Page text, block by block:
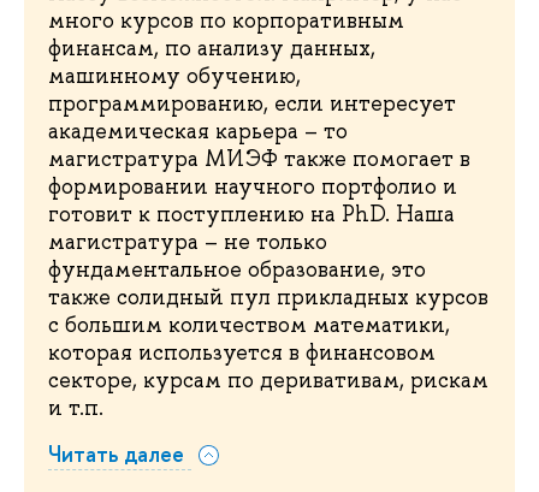
много курсов по корпоративным
финансам, по анализу данных,
машинному обучению,
программированию, если интересует
академическая карьера – то
магистратура МИЭФ также помогает в
формировании научного портфолио и
готовит к поступлению на PhD. Наша
магистратура – не только
фундаментальное образование, это
также солидный пул прикладных курсов
с большим количеством математики,
которая используется в финансовом
секторе, курсам по деривативам, рискам
и т.п.
Читать далее